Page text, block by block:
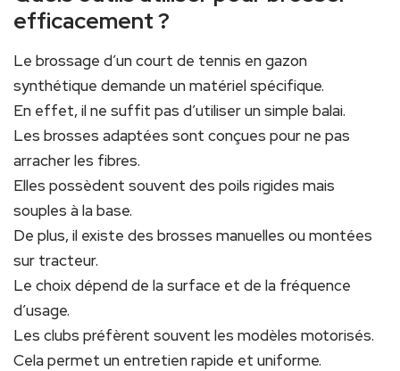
efficacement ?
Le brossage d’un court de tennis en gazon
synthétique demande un matériel spécifique.
En effet, il ne suffit pas d’utiliser un simple balai.
Les brosses adaptées sont conçues pour ne pas
arracher les fibres.
Elles possèdent souvent des poils rigides mais
souples à la base.
De plus, il existe des brosses manuelles ou montées
sur tracteur.
Le choix dépend de la surface et de la fréquence
d’usage.
Les clubs préfèrent souvent les modèles motorisés.
Cela permet un entretien rapide et uniforme.